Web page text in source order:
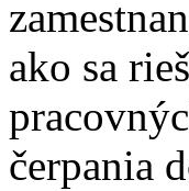
ako sa
čerpania